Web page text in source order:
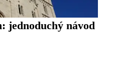
jednoduchý návod